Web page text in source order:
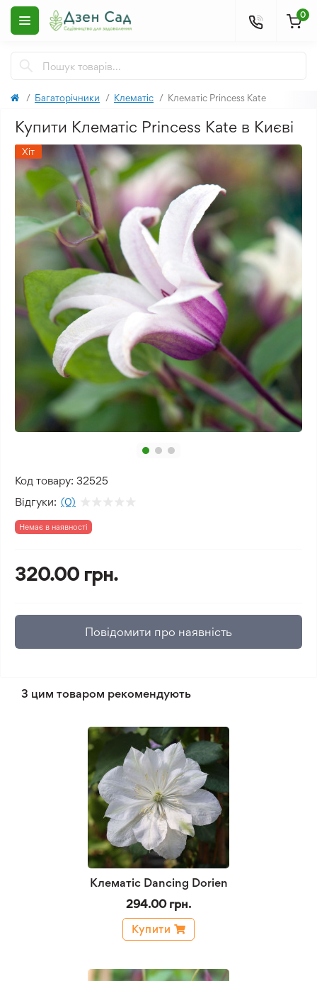
0
Багаторічники Клематіс Клематіс Princess Kate
Купити Клематіс Princess Kate в Києві
Хіт
Код товару: 32525
Відгуки: (0)
Немає в наявності
320.00 грн.
Повідомити про наявність
З цим товаром рекомендують
Клематіс Dancing Dorien
294.00 грн.
Купити